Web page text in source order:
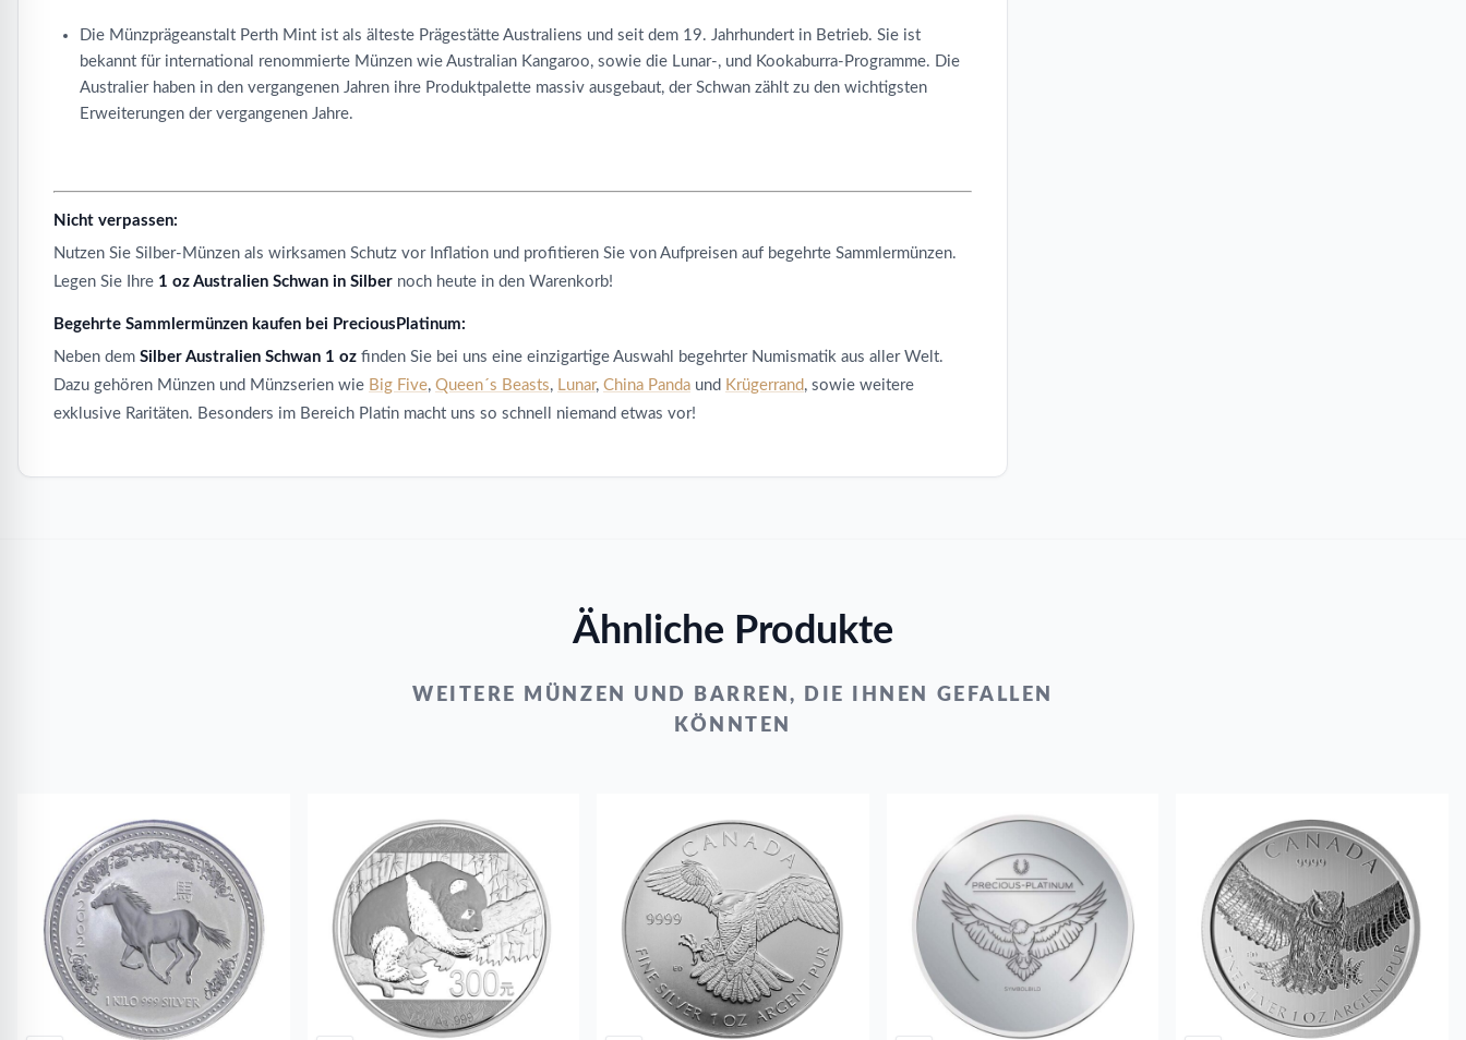
Die Münzprägeanstalt Perth Mint ist als älteste Prägestätte Australiens und seit dem 19. Jahrhundert in Betrieb. Sie ist
bekannt für international renommierte Münzen wie Australian Kangaroo, sowie die Lunar-, und Kookaburra-Programme. Die
Australier haben in den vergangenen Jahren ihre Produktpalette massiv ausgebaut, der Schwan zählt zu den wichtigsten
Erweiterungen der vergangenen Jahre.
Nicht verpassen:
Nutzen Sie Silber-Münzen als wirksamen Schutz vor Inflation und profitieren Sie von Aufpreisen auf begehrte Sammlermünzen.
Legen Sie Ihre 1 oz Australien Schwan in Silber noch heute in den Warenkorb!
Begehrte Sammlermünzen kaufen bei PreciousPlatinum:
Neben dem Silber Australien Schwan 1 oz finden Sie bei uns eine einzigartige Auswahl begehrter Numismatik aus aller Welt.
Dazu gehören Münzen und Münzserien wie Big Five, Queen´s Beasts, Lunar, China Panda und Krügerrand, sowie weitere
exklusive Raritäten. Besonders im Bereich Platin macht uns so schnell niemand etwas vor!
Ähnliche Produkte
WEITERE MÜNZEN UND BARREN, DIE IHNEN GEFALLEN
KÖNNTEN